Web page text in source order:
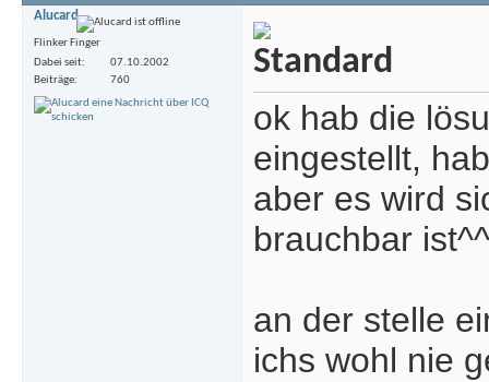
Alucard
Flinker Finger
Dabei seit
07.10.2002
Beiträge
760
ok hab die
eingestellt,
aber es wird
brauchbar ist^^
an der stelle
ichs wohl nie